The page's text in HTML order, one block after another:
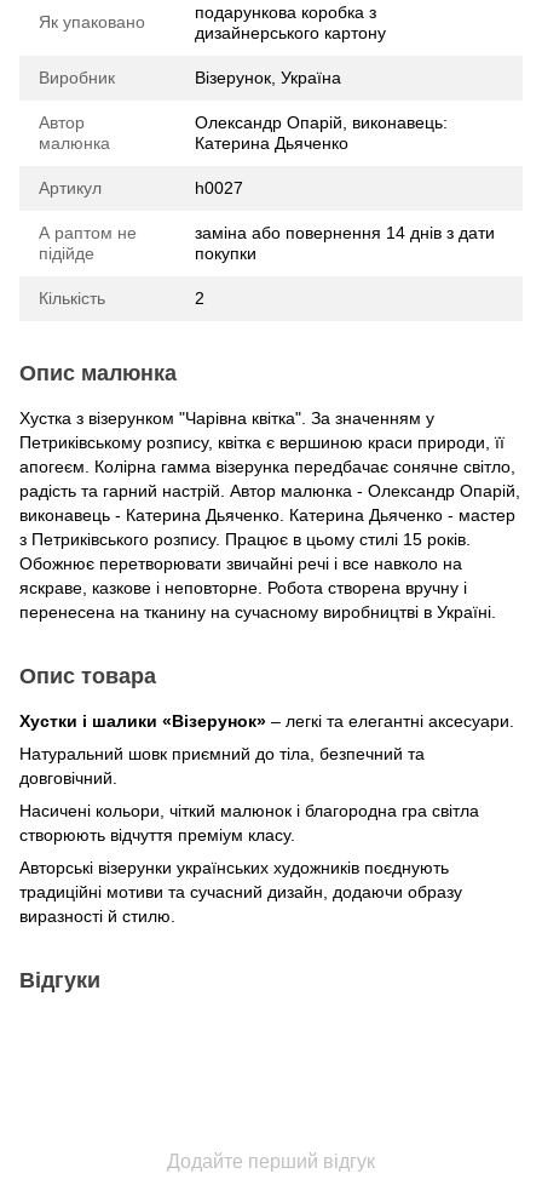
Як упаковано
подарункова коробка з
дизайнерського картону
Виробник Візерунок, Україна
Автор
малюнка
Олександр Опарій, виконавець:
Катерина Дьяченко
Артикул h0027
А раптом не
підійде
заміна або повернення 14 днів з дати
покупки
Кількість 2
Опис малюнка
Хустка з візерунком "Чарівна квітка". За значенням у
Петриківському розпису, квітка є вершиною краси природи, її
апогеєм. Колірна гамма візерунка передбачає сонячне світло,
радість та гарний настрій. Автор малюнка - Олександр Опарій,
виконавець - Катерина Дьяченко. Катерина Дьяченко - мастер
з Петриківського розпису. Працює в цьому стилі 15 років.
Обожнює перетворювати звичайні речі і все навколо на
яскраве, казкове і неповторне. Робота створена вручну і
перенесена на тканину на сучасному виробництві в Україні.
Опис товара
Хустки і шалики «Візерунок» – легкі та елегантні аксесуари.
Натуральний шовк приємний до тіла, безпечний та
довговічний.
Насичені кольори, чіткий малюнок і благородна гра світла
створюють відчуття преміум класу.
Авторські візерунки українських художників поєднують
традиційні мотиви та сучасний дизайн, додаючи образу
виразності й стилю.
Відгуки
Додайте перший відгук